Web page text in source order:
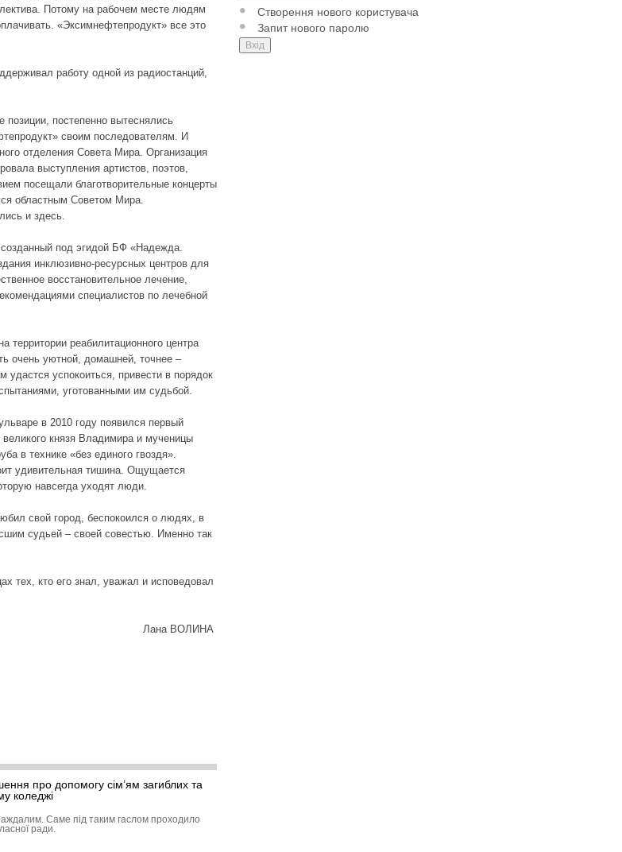
Потому на рабочем месте людям
«Эксимнефтепродукт» все это
работу одной из радиостанций,
постепенно вытеснялись
своим последователям. И
отделения Совета Мира. Организация
выступления артистов, поэтов,
посещали благотворительные концерты
областным Советом Мира.
и здесь.
под эгидой БФ «Надежда.
инклюзивно-ресурсных центров для
восстановительное лечение,
специалистов по лечебной
территории реабилитационного центра
очень уютной, домашней, точнее –
успокоиться, привести в порядок
уготованными им судьбой.
в 2010 году появился первый
князя Владимира и мученицы
в технике «без единого гвоздя».
удивительная тишина. Ощущается
навсегда уходят люди.
свой город, беспокоился о людях, в
судьей – своей совестью. Именно так
тех, кто его знал, уважал и исповедовал
Лана ВОЛИНА
про допомогу сім’ям загиблих та
коледжі
Саме під таким гаслом проходило
ради.
Створення нового користувача
Запит нового паролю